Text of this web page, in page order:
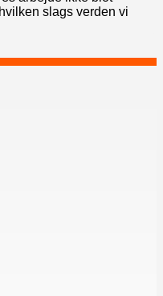
slags verden vi